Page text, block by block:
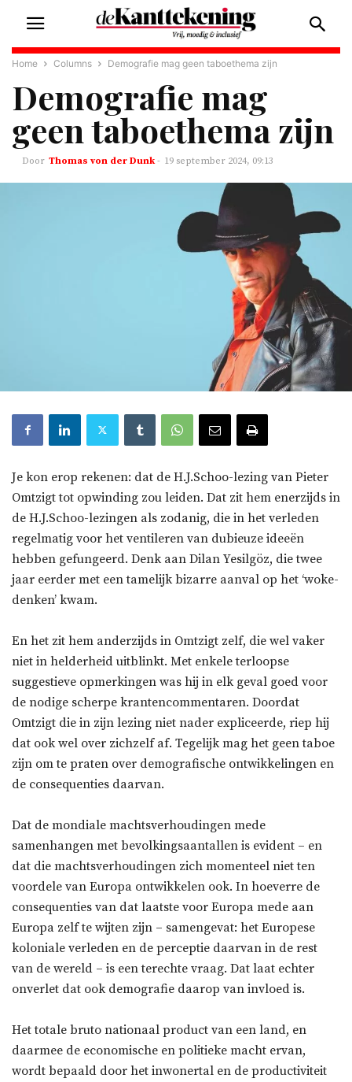
Home Columns Demografie mag geen taboethema zijn
Demografie mag
geen taboethema zijn
Thomas von der Dunk - 19 september 2024, 09:13
Je kon erop rekenen: dat de H.J.Schoo-lezing van Pieter
Omtzigt tot opwinding zou leiden. Dat zit hem enerzijds in
de H.J.Schoo-lezingen als zodanig, die in het verleden
regelmatig voor het ventileren van dubieuze ideeën
hebben gefungeerd. Denk aan Dilan Yesilgöz, die twee
jaar eerder met een tamelijk bizarre aanval op het ‘woke-
denken’ kwam.
En het zit hem anderzijds in Omtzigt zelf, die wel vaker
niet in helderheid uitblinkt. Met enkele terloopse
suggestieve opmerkingen was hij in elk geval goed voor
de nodige scherpe krantencommentaren. Doordat
Omtzigt die in zijn lezing niet nader expliceerde, riep hij
dat ook wel over zichzelf af. Tegelijk mag het geen taboe
zijn om te praten over demografische ontwikkelingen en
de consequenties daarvan.
Dat de mondiale machtsverhoudingen mede
samenhangen met bevolkingsaantallen is evident – en
dat die machtsverhoudingen zich momenteel niet ten
voordele van Europa ontwikkelen ook. In hoeverre de
consequenties van dat laatste voor Europa mede aan
Europa zelf te wijten zijn – samengevat: het Europese
koloniale verleden en de perceptie daarvan in de rest
van de wereld – is een terechte vraag. Dat laat echter
onverlet dat ook demografie daarop van invloed is.
Het totale bruto nationaal product van een land, en
daarmee de economische en politieke macht ervan,
wordt bepaald door het inwonertal en de productiviteit